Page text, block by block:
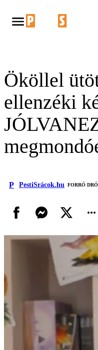
Ököllel
ellenzéki
P PestiSrácok.hu FORRÓ